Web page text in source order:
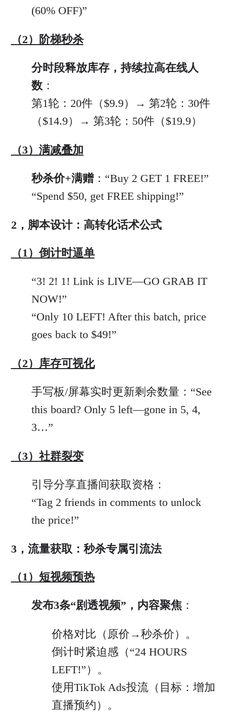
(60% OFF)”
（2）阶梯秒杀
分时段释放库存，持续拉高在线人
数：
第1轮：20件（$9.9）→ 第2轮：30件
（$14.9）→ 第3轮：50件（$19.9）
（3）满减叠加
秒杀价+满赠：“Buy 2 GET 1 FREE!”
“Spend $50, get FREE shipping!”
2，脚本设计：高转化话术公式
（1）倒计时逼单
“3! 2! 1! Link is LIVE—GO GRAB IT
NOW!”
“Only 10 LEFT! After this batch, price
goes back to $49!”
（2）库存可视化
手写板/屏幕实时更新剩余数量：“See
this board? Only 5 left—gone in 5, 4,
3…”
（3）社群裂变
引导分享直播间获取资格：
“Tag 2 friends in comments to unlock
the price!”
3，流量获取：秒杀专属引流法
（1）短视频预热
发布3条“剧透视频”，内容聚焦：
价格对比（原价→秒杀价）。
倒计时紧迫感（“24 HOURS
LEFT!”）。
使用TikTok Ads投流（目标：增加
直播预约）。